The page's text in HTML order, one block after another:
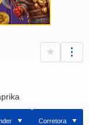
Corretora